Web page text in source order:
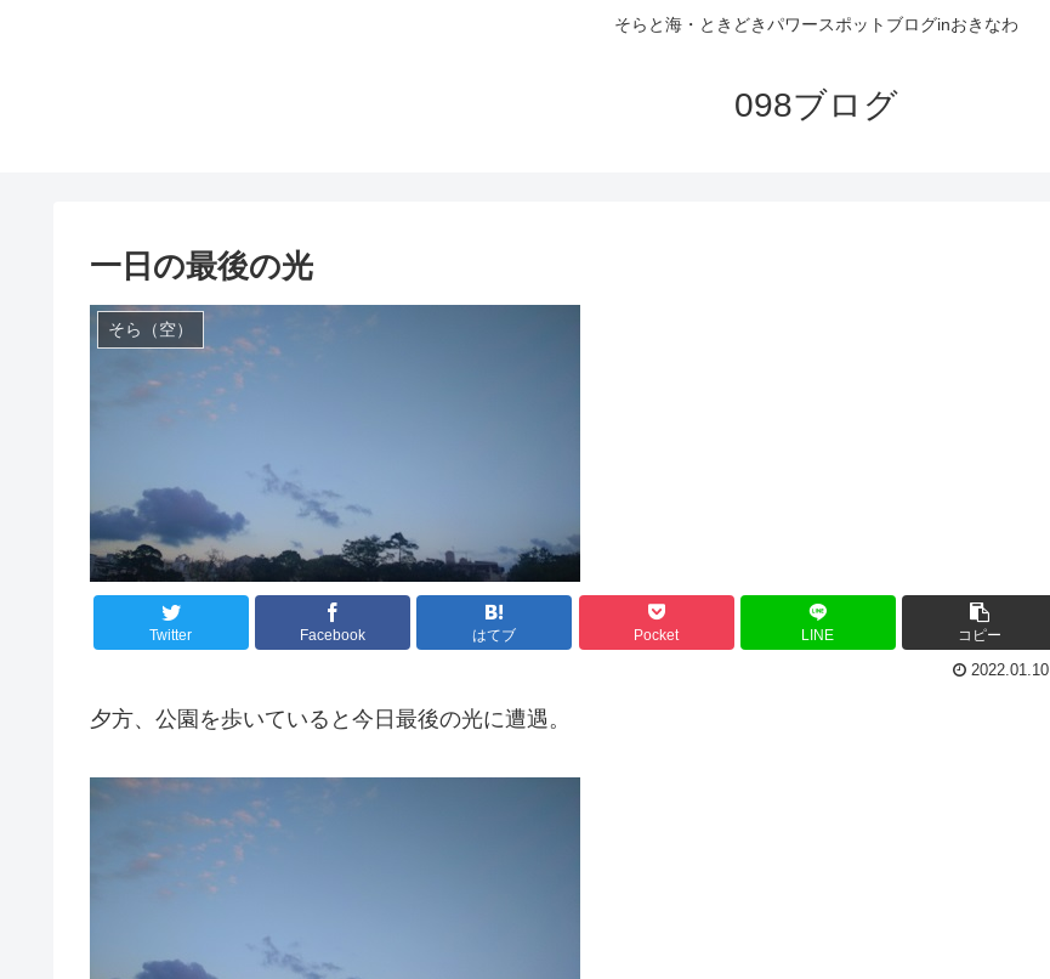
そらと海・ときどきパワースポットブログinおきなわ
098ブログ
一日の最後の光
そら（空）
Twitter Facebook はてブ Pocket LINE コピー
2022.01.10
夕方、公園を歩いていると今日最後の光に遭遇。